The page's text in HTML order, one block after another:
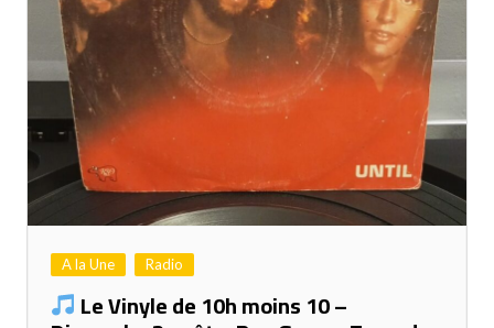
A la Une Radio
Le Vinyle de 10h moins 10 –